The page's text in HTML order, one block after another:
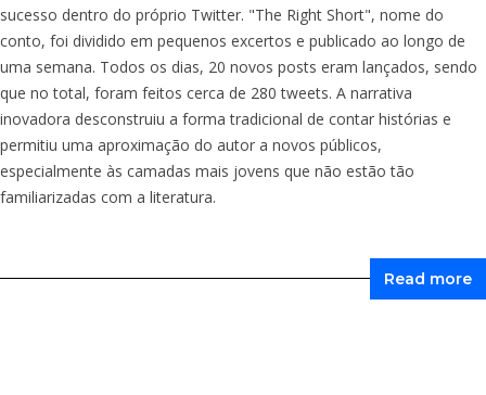
sucesso dentro do próprio Twitter. "The Right Short", nome do
conto, foi dividido em pequenos excertos e publicado ao longo de
uma semana. Todos os dias, 20 novos posts eram lançados, sendo
que no total, foram feitos cerca de 280 tweets. A narrativa
inovadora desconstruiu a forma tradicional de contar histórias e
permitiu uma aproximação do autor a novos públicos,
especialmente às camadas mais jovens que não estão tão
familiarizadas com a literatura.
Read more